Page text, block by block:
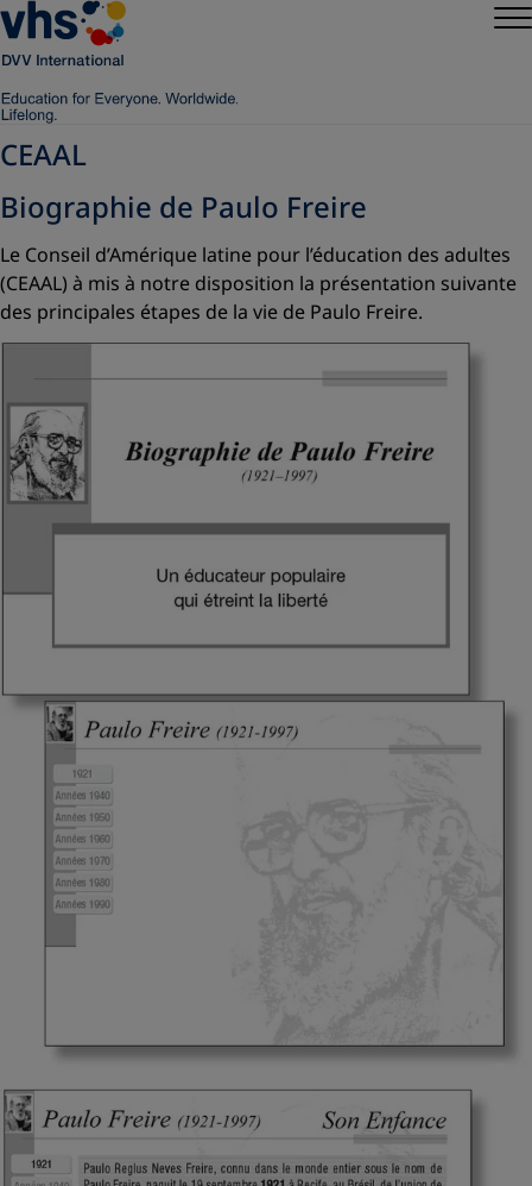
CEAAL
Biographie de Paulo Freire
Le Conseil d’Amérique latine pour l’éducation des adultes
(CEAAL) à mis à notre disposition la présentation suivante
des principales étapes de la vie de Paulo Freire.